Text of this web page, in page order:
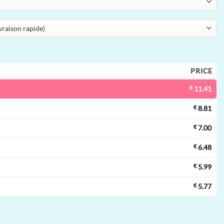
PRICE
€11.41
€8.81
€7.00
€6.48
€5.99
€5.77